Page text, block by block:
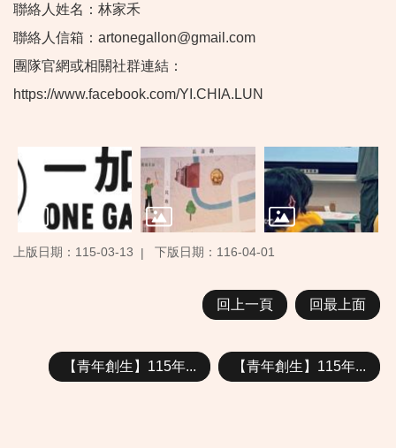
聯絡人姓名：林家禾
聯絡人信箱：artonegallon@gmail.com
團隊官網或相關社群連結：
https://www.facebook.com/YI.CHIA.LUN
上版日期：115-03-13 下版日期：116-04-01
回上一頁 回最上面
【青年創生】115年... 【青年創生】115年...